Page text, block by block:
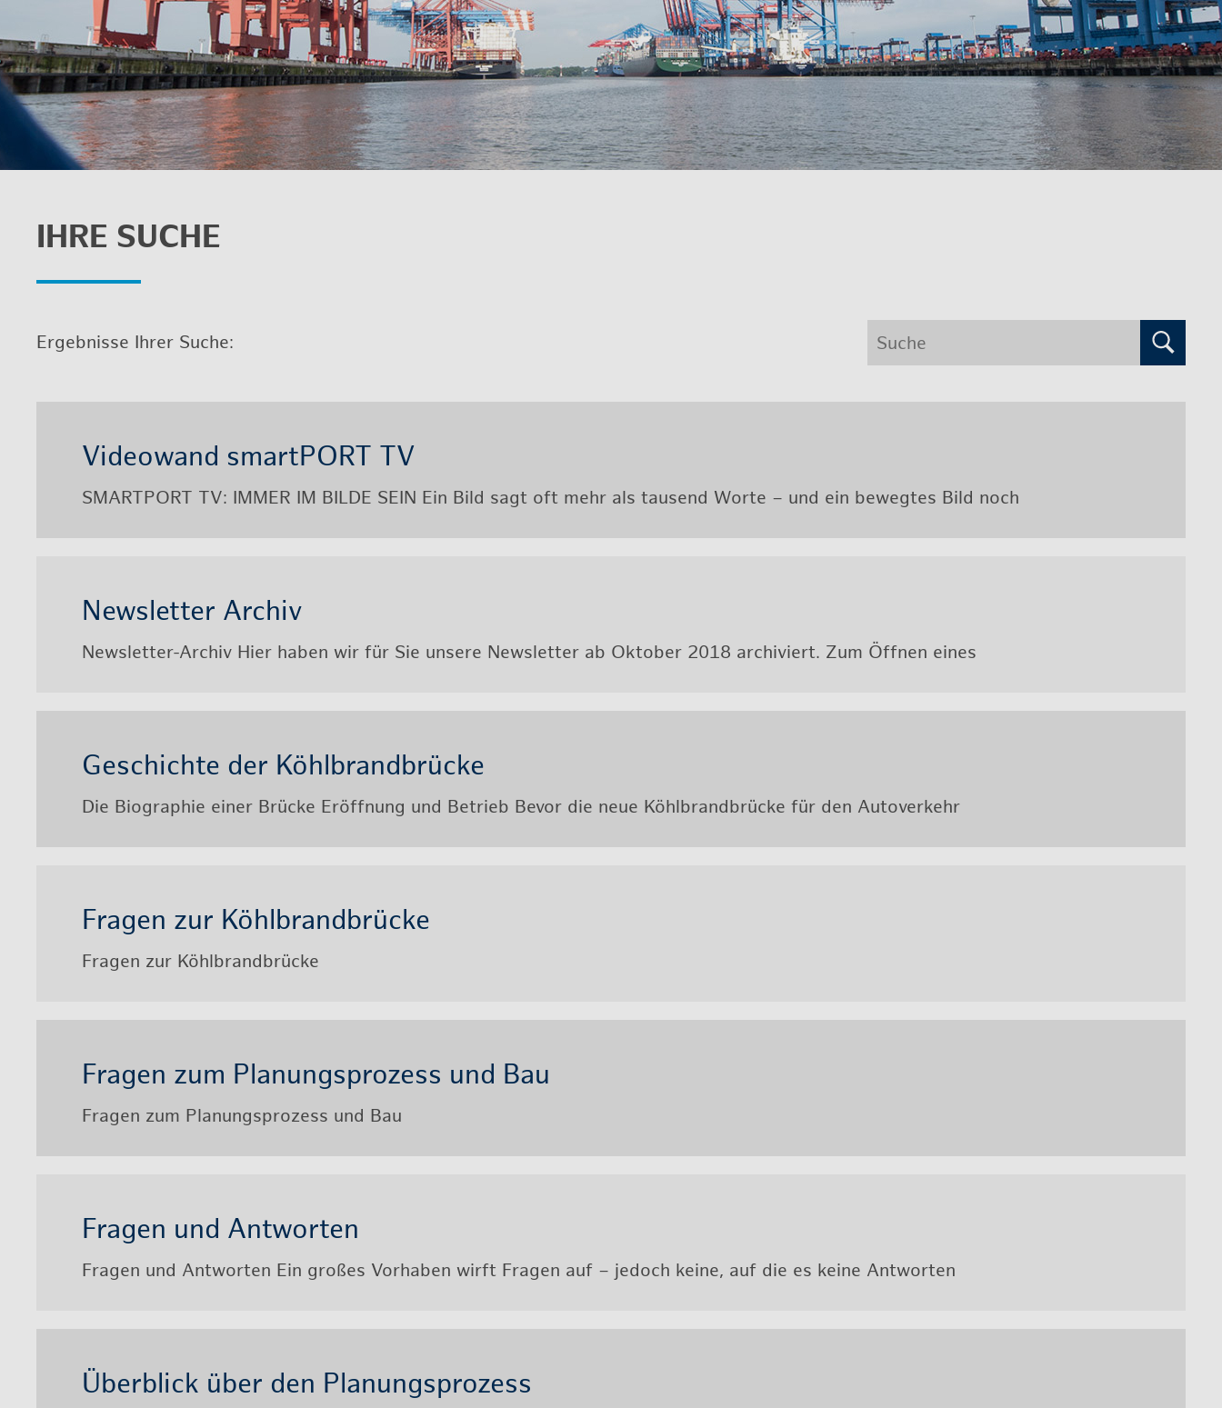
IHRE SUCHE
Er­geb­nis­se Ihrer Suche: Suche
Vi­deo­wand smart­PORT TV
SMART­PORT TV: IMMER IM BILDE SEIN Ein Bild sagt oft mehr als tau­send Worte ­– und ein be­weg­tes Bild noch
News­let­ter Ar­chiv
News­let­ter-Ar­chiv Hier haben wir für Sie un­se­re News­let­ter ab Ok­to­ber 2018 ar­chi­viert. Zum Öff­nen eines
Ge­schich­te der Köhl­brand­brü­cke
Die Bio­gra­phie einer Brü­cke Er­öff­nung und Be­trieb Bevor die neue Köhl­brand­brü­cke für den Au­to­ver­kehr
Fra­gen zur Köhl­brand­brü­cke
Fra­gen zur Köhl­brand­brü­cke
Fra­gen zum Pla­nungs­pro­zess und Bau
Fra­gen zum Pla­nungs­pro­zess und Bau
Fra­gen und Ant­wor­ten
Fra­gen und Ant­wor­ten Ein gro­ßes Vor­ha­ben wirft Fra­gen auf – je­doch keine, auf die es keine Ant­wor­ten
Über­blick über den Pla­nungs­pro­zess